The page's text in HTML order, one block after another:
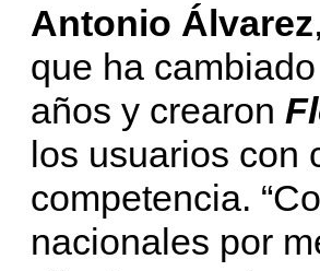
Antonio Álvarez
que ha
años y crearon
los usuarios con
competencia.
nacionales por